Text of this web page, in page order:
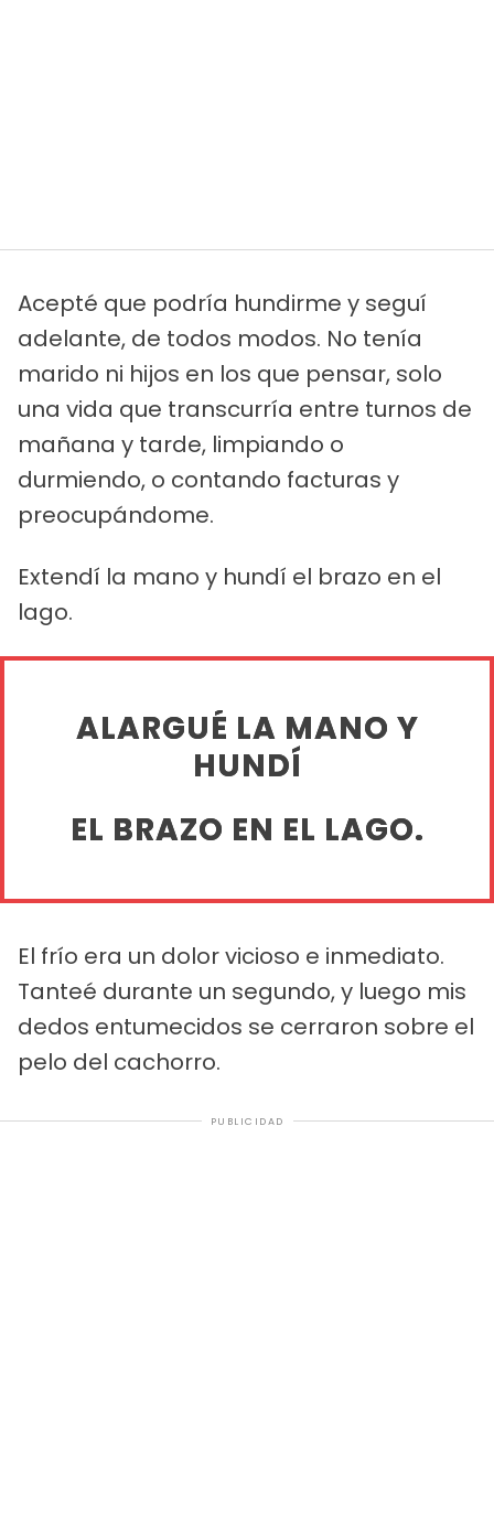
Acepté que podría hundirme y seguí
adelante, de todos modos. No tenía
marido ni hijos en los que pensar, solo
una vida que transcurría entre turnos de
mañana y tarde, limpiando o
durmiendo, o contando facturas y
preocupándome.
Extendí la mano y hundí el brazo en el
lago.
ALARGUÉ LA MANO Y
HUNDÍ
EL BRAZO EN EL LAGO.
El frío era un dolor vicioso e inmediato.
Tanteé durante un segundo, y luego mis
dedos entumecidos se cerraron sobre el
pelo del cachorro.
PUBLICIDAD